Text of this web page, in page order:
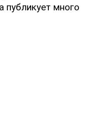
публикует много